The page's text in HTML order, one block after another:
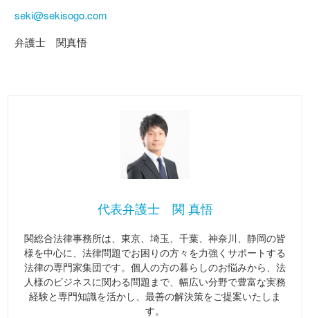
seki@sekisogo.com
弁護士 関真悟
代表弁護士 関 真悟
関総合法律事務所は、東京、埼玉、千葉、神奈川、静岡の皆
様を中心に、法律問題でお困りの方々を力強くサポートする
法律の専門家集団です。個人の方の暮らしのお悩みから、法
人様のビジネスに関わる問題まで、幅広い分野で豊富な実務
経験と専門知識を活かし、最善の解決策をご提案いたしま
す。